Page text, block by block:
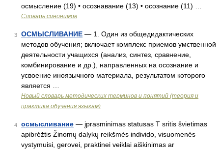
осмысление (19) • осознавание (13) • осознание (11) …
Словарь синонимов
3 ОСМЫСЛИВАНИЕ — 1. Один из общедидактических
методов обучения; включает комплекс приемов умственной
деятельности учащихся (анализ, синтез, сравнение,
комбинирование и др.), направленных на осознание и
усвоение иноязычного материала, результатом которого
является …
Новый словарь методических терминов и понятий (теория и
практика обучения языкам)
4 осмысливание — įprasminimas statusas T sritis švietimas
apibrėžtis Žinomų dalykų reikšmės individo, visuomenės
vystymuisi, gerovei, praktinei veiklai aiškinimas ar